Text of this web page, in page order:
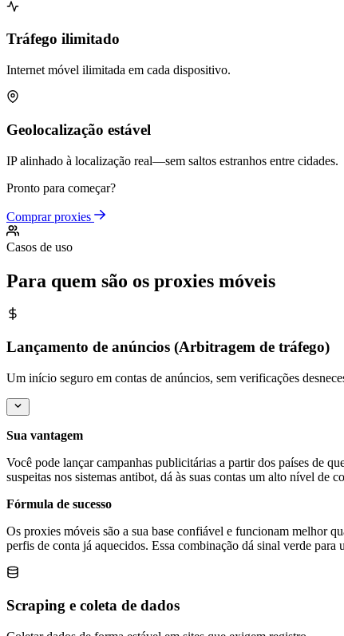
Tráfego ilimitado
Internet móvel ilimitada em cada dispositivo.
Geolocalização estável
IP alinhado à localização real—sem saltos estranhos entre cidades.
Pronto para começar?
Comprar proxies
Casos de uso
Para quem são os proxies móveis
Lançamento de anúncios (Arbitragem de tráfego)
Um início seguro em contas de anúncios, sem verificações
Sua vantagem
Você pode lançar campanhas publicitárias a partir dos países de
suspeitas nos sistemas antibot, dá às suas contas um alto nível de
Fórmula de sucesso
Os proxies móveis são a sua base confiável e funcionam melhor
perfis de conta já aquecidos. Essa combinação dá sinal verde
Scraping e coleta de dados